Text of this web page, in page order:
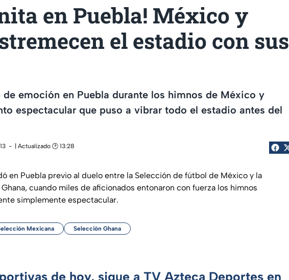
en Puebla! México y
el estadio con sus
emoción en Puebla durante los himnos de México y
espectacular que puso a vibrar todo el estadio antes del
| Actualizado 🕑 13:28
en Puebla previo al duelo entre la Selección de fútbol de México y la
cuando miles de aficionados entonaron con fuerza los himnos
simplemente espectacular.
Mexicana Selección Ghana
de hoy, sigue a TV Azteca Deportes en